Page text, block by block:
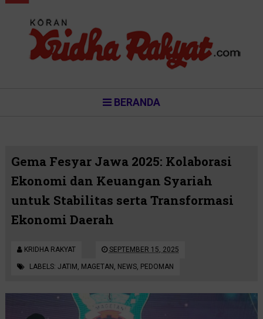
BERANDA
Gema Fesyar Jawa 2025: Kolaborasi
Ekonomi dan Keuangan Syariah
untuk Stabilitas serta Transformasi
Ekonomi Daerah
KRIDHA RAKYAT SEPTEMBER 15, 2025
LABELS: JATIM , MAGETAN , NEWS, PEDOMAN